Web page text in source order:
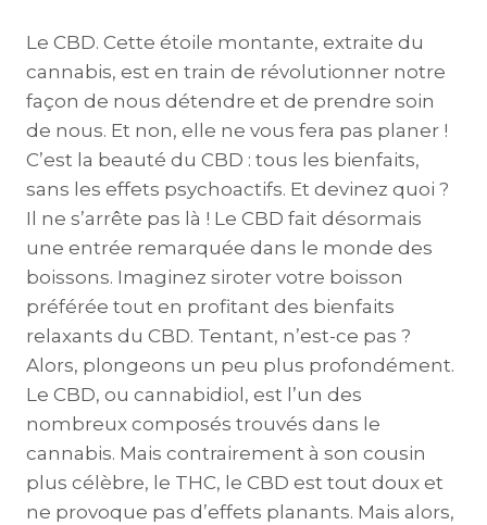
Le CBD. Cette étoile montante, extraite du
cannabis, est en train de révolutionner notre
façon de nous détendre et de prendre soin
de nous. Et non, elle ne vous fera pas planer !
C’est la beauté du CBD : tous les bienfaits,
sans les effets psychoactifs. Et devinez quoi ?
Il ne s’arrête pas là ! Le CBD fait désormais
une entrée remarquée dans le monde des
boissons. Imaginez siroter votre boisson
préférée tout en profitant des bienfaits
relaxants du CBD. Tentant, n’est-ce pas ?
Alors, plongeons un peu plus profondément.
Le CBD, ou cannabidiol, est l’un des
nombreux composés trouvés dans le
cannabis. Mais contrairement à son cousin
plus célèbre, le THC, le CBD est tout doux et
ne provoque pas d’effets planants. Mais alors,